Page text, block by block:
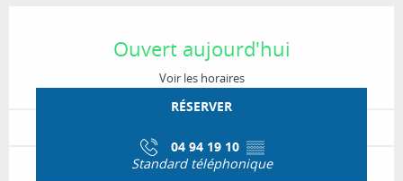
Ouvert aujourd'hui
Voir les horaires
RÉSERVER
04 94 19 10 ▒▒
Standard téléphonique